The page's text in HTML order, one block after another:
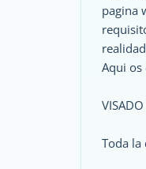
pagina
Aqui
VISADO
Toda